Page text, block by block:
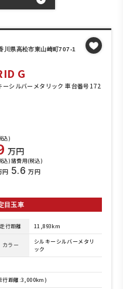
県高松市東山崎町707-1
G
シルバーメタリック 車台番号172
込)
万円
込)
円
諸費用(税込)
5.6 万円
目玉車
走行距離 11,893km
カラー
シルキーシルバーメタリ
ック
行距離:3,000km)